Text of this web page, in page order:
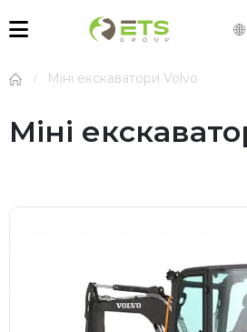
Міні екскаватори Volvo
Міні